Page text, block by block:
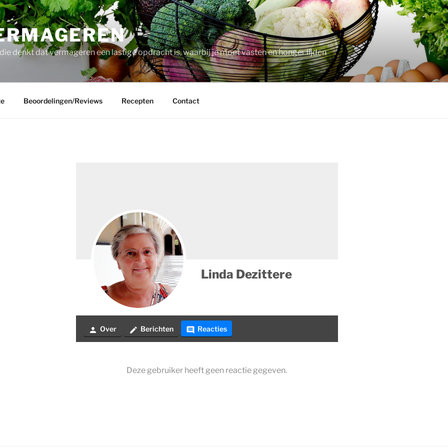
denkt dat vermageren een lastige opdracht is, waarbij je moet vasten en honger lijden
Beoordelingen/Reviews Recepten Contact
Linda Dezittere
person Over create Berichten comment Reacties
Deze gebruiker heeft geen reactie gegeven.